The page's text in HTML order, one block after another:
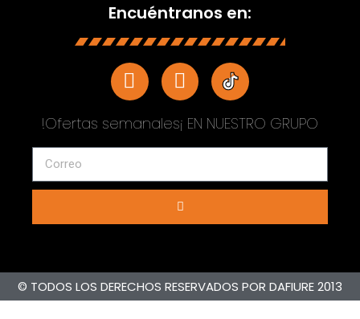
Encuéntranos en:
!Ofertas semanales¡ EN NUESTRO GRUPO
© TODOS LOS DERECHOS RESERVADOS POR DAFIURE 2013